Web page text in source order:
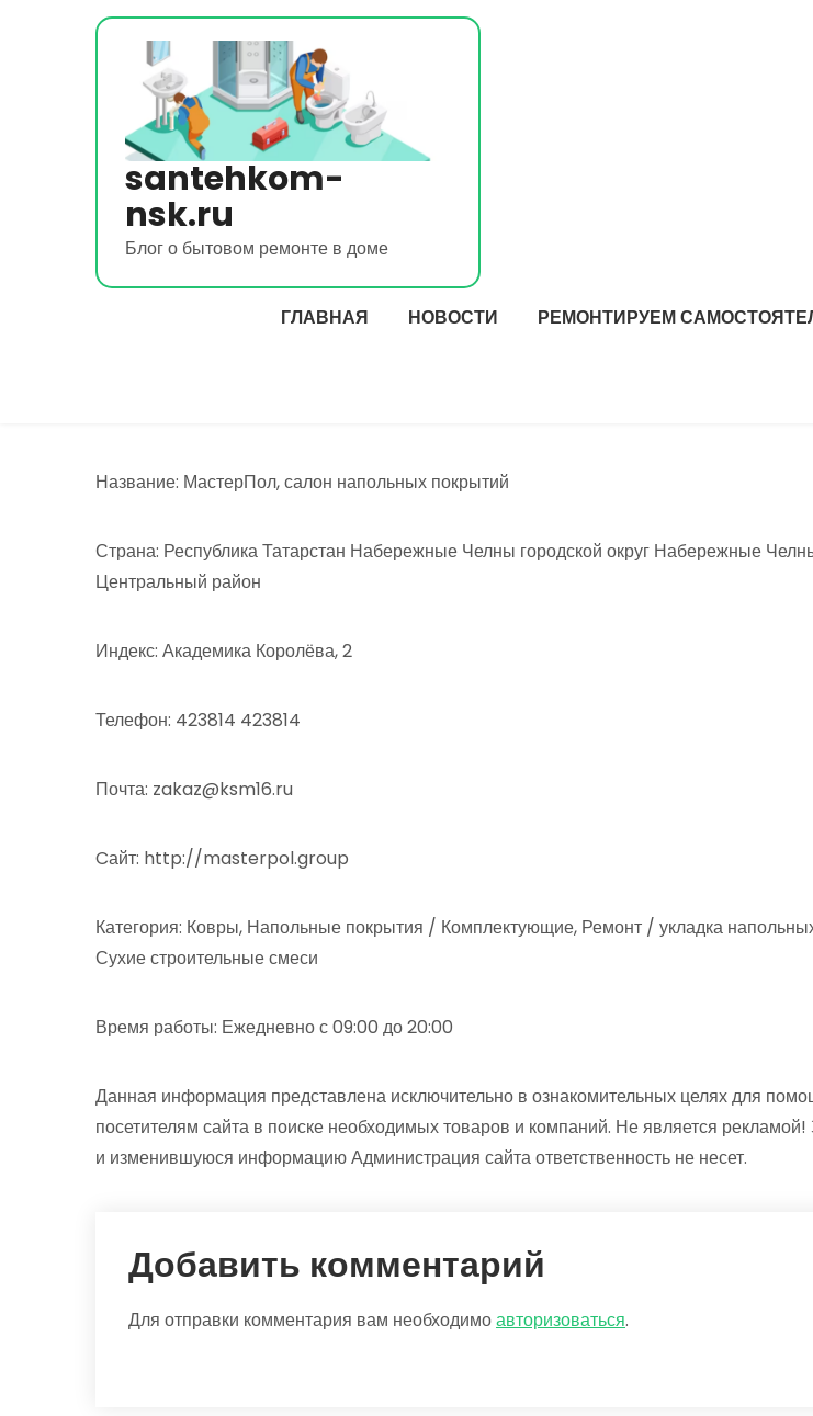
santehkom-
nsk.ru
Блог о бытовом ремонте в доме
ГЛАВНАЯ НОВОСТИ РЕМОНТИРУЕМ
Название: МастерПол, салон напольных покрытий
Страна: Республика Татарстан Набережные Челны городской округ Набережные
Центральный район
Индекс: Академика Королёва, 2
Телефон: 423814 423814
Почта: zakaz@ksm16.ru
Cайт: http://masterpol.group
Категория: Ковры, Напольные покрытия / Комплектующие, Ремонт / укладка
Сухие строительные смеси
Время работы: Ежедневно с 09:00 до 20:00
Данная информация представлена исключительно в ознакомительных целях для
посетителям сайта в поиске необходимых товаров и компаний. Не является
и изменившуюся информацию Администрация сайта ответственность не несет.
Добавить комментарий
Для отправки комментария вам необходимоавторизоваться.